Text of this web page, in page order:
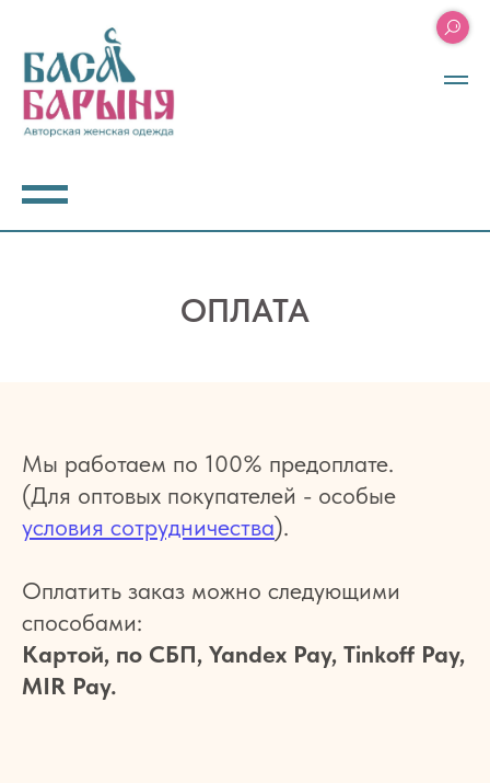
ОПЛАТА
Мы работаем по 100% предоплате.
(Для оптовых покупателей - особые
условия сотрудничества).
Оплатить заказ можно следующими
способами:
Картой, по СБП, Yandex Pay, Tinkoff Pay,
MIR Pay.